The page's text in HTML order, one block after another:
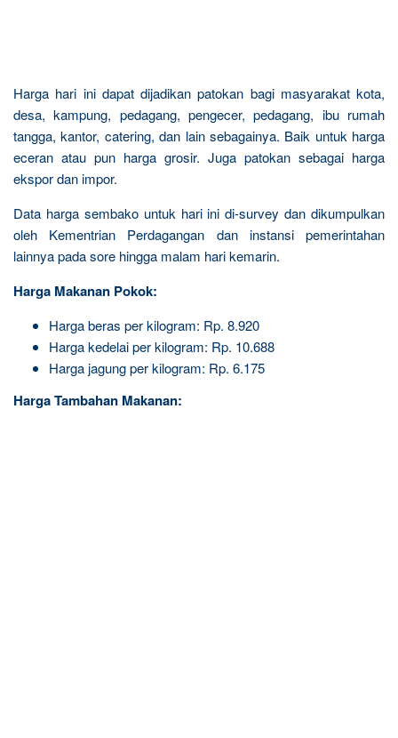
Harga hari ini dapat dijadikan patokan bagi masyarakat kota,
desa, kampung, pedagang, pengecer, pedagang, ibu rumah
tangga, kantor, catering, dan lain sebagainya. Baik untuk harga
eceran atau pun harga grosir. Juga patokan sebagai harga
ekspor dan impor.
Data harga sembako untuk hari ini di-survey dan dikumpulkan
oleh Kementrian Perdagangan dan instansi pemerintahan
lainnya pada sore hingga malam hari kemarin.
Harga Makanan Pokok:
Harga beras per kilogram: Rp. 8.920
Harga kedelai per kilogram: Rp. 10.688
Harga jagung per kilogram: Rp. 6.175
Harga Tambahan Makanan: